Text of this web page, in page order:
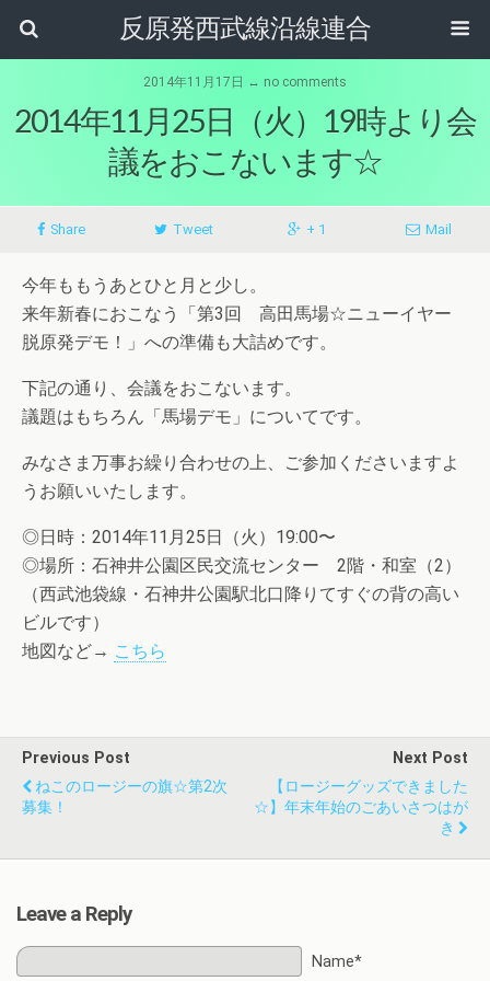
反原発西武線沿線連合
2014年11月17日 ↔ no comments
2014年11月25日（火）19時より会
議をおこないます☆
Share Tweet + 1 Mail
今年ももうあとひと月と少し。
来年新春におこなう「第3回 高田馬場☆ニューイヤー
脱原発デモ！」への準備も大詰めです。
下記の通り、会議をおこないます。
議題はもちろん「馬場デモ」についてです。
みなさま万事お繰り合わせの上、ご参加くださいますよ
うお願いいたします。
◎日時：2014年11月25日（火）19:00〜
◎場所：石神井公園区民交流センター 2階・和室（2）
（西武池袋線・石神井公園駅北口降りてすぐの背の高い
ビルです）
地図など→ こちら
Previous Post
ねこのロージーの旗☆第2次
募集！
Next Post
【ロージーグッズできました
☆】年末年始のごあいさつはが
き
Leave a Reply
Name*